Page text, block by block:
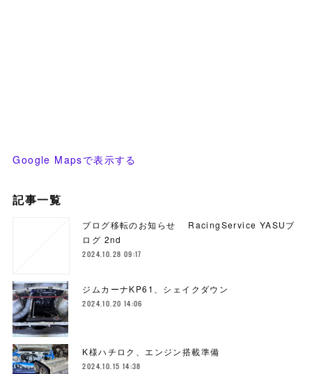
Google Mapsで表示する
記事一覧
ブログ移転のお知らせ RacingService YASUブ
ログ 2nd
2024.10.28 09:17
ジムカーナKP61、シェイクダウン
2024.10.20 14:06
K様ハチロク、エンジン搭載準備
2024.10.15 14:38